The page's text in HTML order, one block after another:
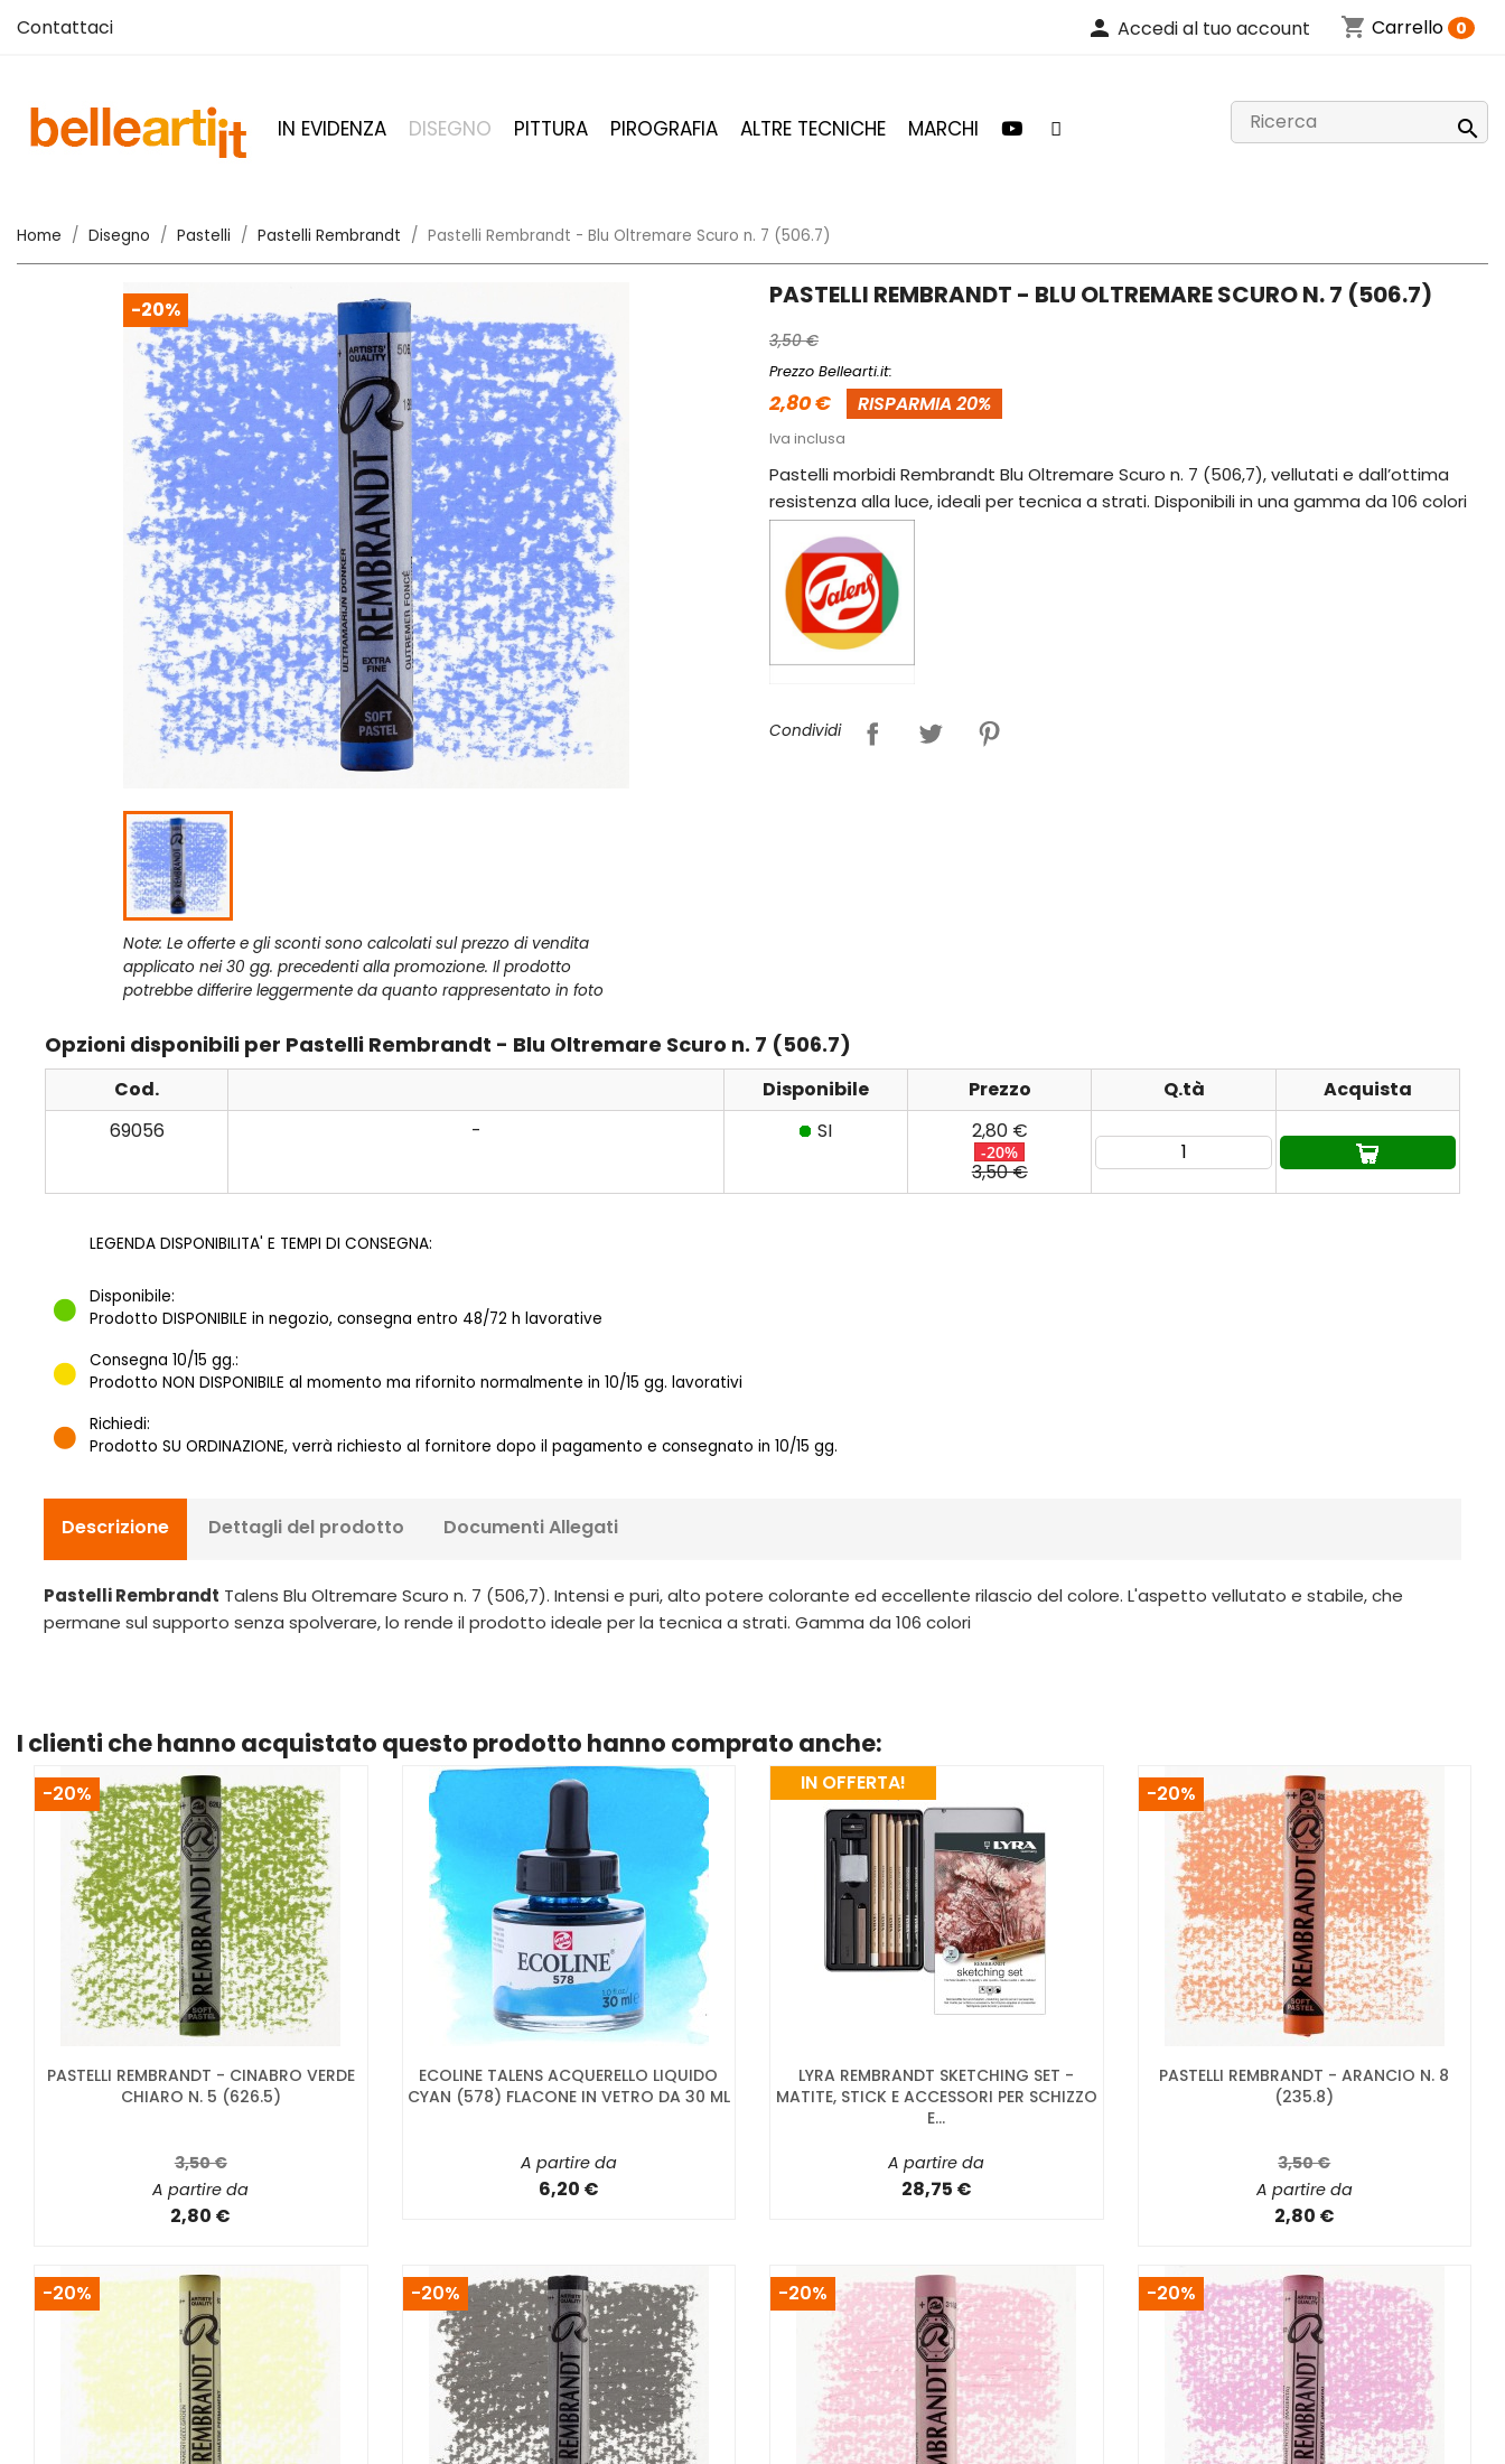
Contattaci person Accedi al tuo account shopping_cart Carrello 0
IN EVIDENZA DISEGNO PITTURA PIROGRAFIA ALTRE TECNICHE MARCHI 
Home Disegno Pastelli Pastelli Rembrandt Pastelli Rembrandt - Blu Oltremare Scuro n. 7 (506.7)
-20%
Note: Le offerte e gli sconti sono calcolati sul prezzo di vendita
applicato nei 30 gg. precedenti alla promozione. Il prodotto
potrebbe differire leggermente da quanto rappresentato in foto
PASTELLI REMBRANDT - BLU OLTREMARE SCURO N. 7 (506.7)
3,50 €
Prezzo Bellearti.it:
2,80 € RISPARMIA 20%
Iva inclusa
Pastelli morbidi Rembrandt Blu Oltremare Scuro n. 7 (506,7), vellutati e dall’ottima
resistenza alla luce, ideali per tecnica a strati. Disponibili in una gamma da 106 colori
Condividi
Opzioni disponibili per Pastelli Rembrandt - Blu Oltremare Scuro n. 7 (506.7)
Cod. Disponibile Prezzo Q.tà
Acquista
69056
- SI 2,80 €
-20%
3,50 €
LEGENDA DISPONIBILITA' E TEMPI DI CONSEGNA:
Disponibile:
Prodotto DISPONIBILE in negozio, consegna entro 48/72 h lavorative
Consegna 10/15 gg.:
Prodotto NON DISPONIBILE al momento ma rifornito normalmente in 10/15 gg. lavorativi
Richiedi:
Prodotto SU ORDINAZIONE, verrà richiesto al fornitore dopo il pagamento e consegnato in 10/15 gg.
Descrizione Dettagli del prodotto Documenti Allegati
Pastelli Rembrandt Talens Blu Oltremare Scuro n. 7 (506,7). Intensi e puri, alto potere colorante ed eccellente rilascio del colore. L'aspetto vellutato e stabile, che
permane sul supporto senza spolverare, lo rende il prodotto ideale per la tecnica a strati. Gamma da 106 colori
I clienti che hanno acquistato questo prodotto hanno comprato anche:
PASTELLI REMBRANDT - CINABRO VERDE
CHIARO N. 5 (626.5)
3,50 €
A partire da
2,80 €
-20%
ECOLINE TALENS ACQUERELLO LIQUIDO
CYAN (578) FLACONE IN VETRO DA 30 ML
A partire da
6,20 €
LYRA REMBRANDT SKETCHING SET -
MATITE, STICK E ACCESSORI PER SCHIZZO
E...
A partire da
28,75 €
IN OFFERTA!
PASTELLI REMBRANDT - ARANCIO N. 8
(235.8)
3,50 €
A partire da
2,80 €
-20%
-20% -20% -20% -20%